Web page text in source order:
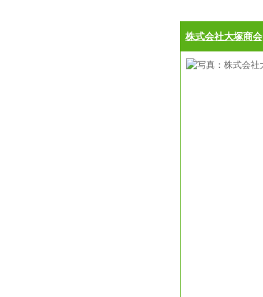
株式会社大塚商会